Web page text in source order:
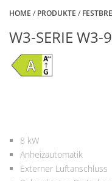
HOME / PRODUKTE /
W3-SERIE W3-
8 kW
Anheizautomatik
Externer Luftanschluss